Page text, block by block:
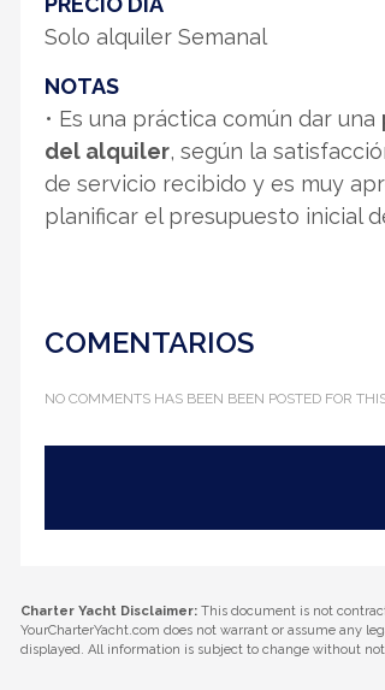
Solo alquiler Semanal
NOTAS
• Es una práctica común dar una
del alquiler, según la
de servicio recibido y es muy
planificar el presupuesto inicial
COMENTARIOS
NO COMMENTS HAS BEEN BEEN POSTED FOR
Charter Yacht Disclaimer: This document is not
YourCharterYacht.com does not warrant or assume any
displayed. All information is subject to change without